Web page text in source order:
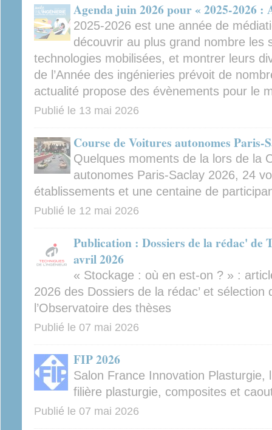
Agenda juin 2026 pour « 2025-2026 :
2025-2026 est une année de
découvrir au plus grand nombre les
technologies mobilisées, et montrer leurs
de l’Année des ingénieries prévoit de
actualité propose des évènements pour le
Publié le 13 mai 2026
Course de Voitures autonomes Paris-
Quelques moments de la lors de la
autonomes Paris-Saclay 2026, 24
établissements et une centaine de
Publié le 12 mai 2026
Publication : Dossiers de la rédac' de
avril 2026
« Stockage : où en est-on ? » :
2026 des Dossiers de la rédac’ et
l’Observatoire des thèses
Publié le 07 mai 2026
FIP 2026
Salon France Innovation Plasturgie,
filière plasturgie, composites et
Publié le 07 mai 2026